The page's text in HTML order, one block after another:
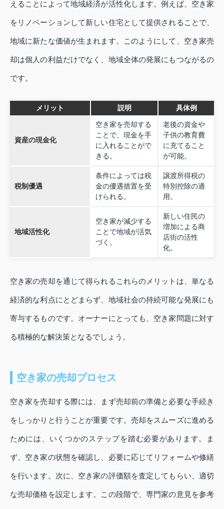
えることによって地域経済が活性化します。例えば、空き家
をリノベーションして新しい住宅として提供されることで、
地域に新たな価値が生まれます。このようにして、空き家売
却は個人の利益だけでなく、地域全体の発展にもつながるの
です。
メリット 説明 具体例
資産の現金化
空き家を売却する
ことで、現金を手
に入れることがで
きる。
老後の資金や
子供の教育費
に充てること
が可能。
税制優遇
条件によっては税
金の優遇措置を受
けられる。
譲渡所得税の
特別控除の適
用。
地域活性化
空き家が減少する
ことで地域が活気
づく。
新しい住民の
増加による商
店街の活性
化。
空き家の売却を通じて得られるこれらのメリットは、単なる
経済的な利点にとどまらず、地域社会の持続可能な発展にも
寄与するものです。オーナーにとっても、空き家問題に対す
る積極的な解決策となるでしょう。
空き家の売却プロセス
空き家を売却する際には、まず売却前の準備と必要な手続き
をしっかりと行うことが重要です。売却をスムーズに進める
ためには、いくつかのステップを踏む必要があります。ま
ず、空き家の状態を確認し、必要に応じてリフォームや修繕
を行います。次に、空き家の評価額を査定してもらい、適切
な売却価格を設定します。この段階で、専門家の意見を参考